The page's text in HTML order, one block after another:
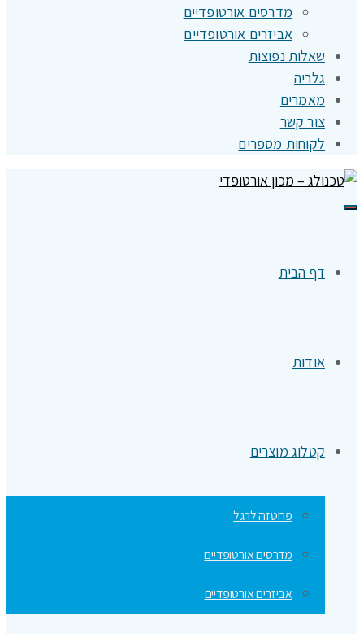
מדרסים אורטופדיים
אביזרים אורטופדיים
שאלות נפוצות
גלריה
מאמרים
צור קשר
לקוחות מספרים
תפריט
דף הבית
אודות
קטלוג מוצרים
פרוטזה לרגל
מדרסים אורטופדיים
אביזרים אורטופדיים